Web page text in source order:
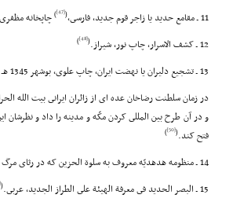
11 ـ مقامع حدید یا زاجر قوم جدید، فارسى،
(
[47]
)چاپخانه مظفرى،
12 ـ کشف الاسرار، چاپ نور، شیراز.
(
[48]
)
13 ـ تشجیع دلیران یا نهضت ایران، چاپ علوى، بوشهر 1345 هـ .ق.
در زمان سلطنت رضاخان عده اى از زائران ایرانى بیت الله
و در آن طرح بین المللى کردن مکّه و مدینه را داد و نظرشان
فتح کند.(
[50]
)
14 ـ منظومه هدهدیّه معروف به سلوة الحزین که در رثاى مرگ همسرش سروده است، چاپ بمبئى 1238 هـ .ق.
15 ـ البصر الحدید فى معرفة الهیئة على الطراز الجدید، عربى.
(
[51]